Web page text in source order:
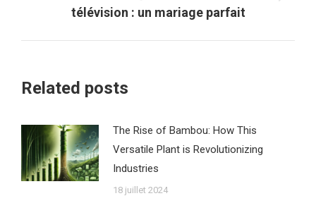
suivant
:
télévision : un mariage parfait
Related posts
The Rise of Bambou: How This
Versatile Plant is Revolutionizing
Industries
18 juillet 2024